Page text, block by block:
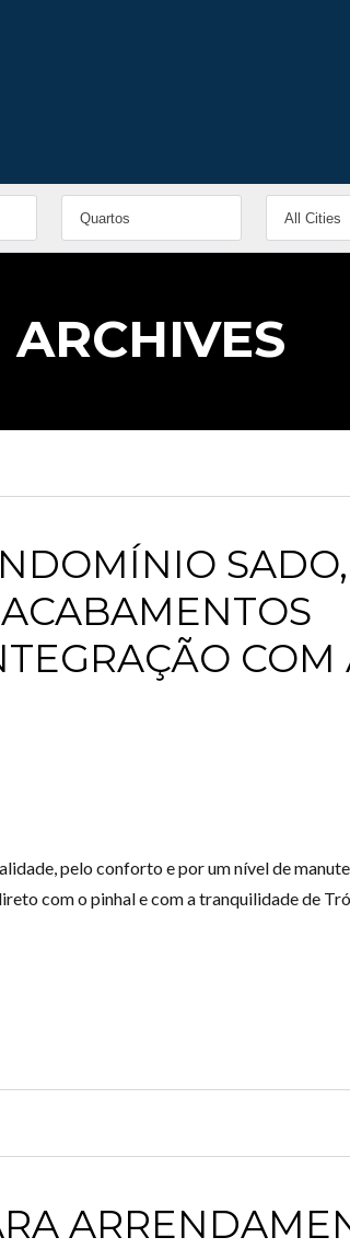
Log in
Don't have an account?Create your
LOGIN
ARCHIVES
COM
pelo conforto e por um nível de
com o pinhal e com a tranquilidade de